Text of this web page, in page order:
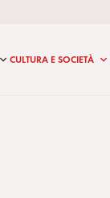
CULTURA E SOCIETÀ